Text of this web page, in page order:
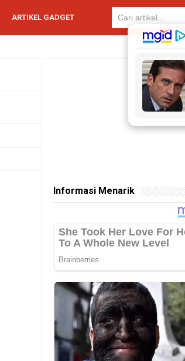
ARTIKEL GADGET
Informasi Menarik